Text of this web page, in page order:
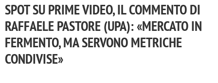
SPOT SU PRIME VIDEO, IL COMMENTO DI
RAFFAELE PASTORE (UPA): «MERCATO IN
FERMENTO, MA SERVONO METRICHE
CONDIVISE»